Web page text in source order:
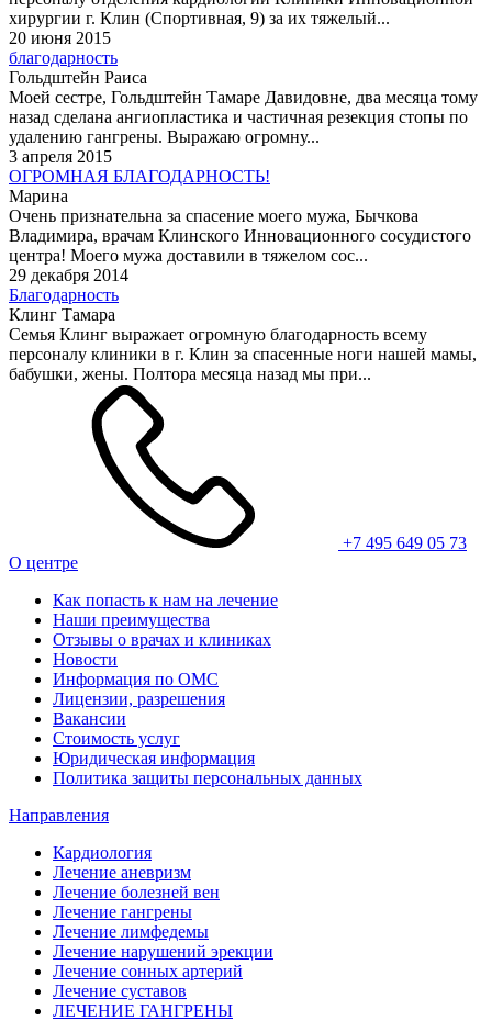
хирургии г. Клин (Спортивная, 9) за их тяжелый...
20 июня 2015
благодарность
Гольдштейн Раиса
Моей сестре, Гольдштейн Тамаре Давидовне, два месяца тому
назад сделана ангиопластика и частичная резекция стопы по
удалению гангрены. Выражаю огромну...
3 апреля 2015
ОГРОМНАЯ БЛАГОДАРНОСТЬ!
Марина
Очень признательна за спасение моего мужа, Бычкова
Владимира, врачам Клинского Инновационного сосудистого
центра! Моего мужа доставили в тяжелом сос...
29 декабря 2014
Благодарность
Клинг Тамара
Семья Клинг выражает огромную благодарность всему
персоналу клиники в г. Клин за спасенные ноги нашей мамы,
бабушки, жены. Полтора месяца назад мы при...
+7 495 649 05 73
О центре
Как попасть к нам на лечение
Наши преимущества
Отзывы о врачах и клиниках
Новости
Информация по ОМС
Лицензии, разрешения
Вакансии
Стоимость услуг
Юридическая информация
Политика защиты персональных данных
Направления
Кардиология
Лечение аневризм
Лечение болезней вен
Лечение гангрены
Лечение лимфедемы
Лечение нарушений эрекции
Лечение сонных артерий
Лечение суставов
ЛЕЧЕНИЕ ГАНГРЕНЫ